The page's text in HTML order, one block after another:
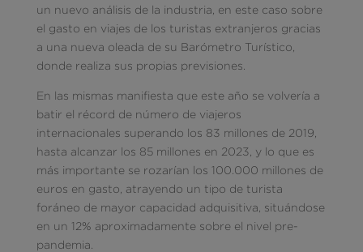
un nuevo análisis de la industria, en este caso sobre
el gasto en viajes de los turistas extranjeros gracias
a una nueva oleada de su Barómetro Turístico,
donde realiza sus propias previsiones.
En las mismas manifiesta que este año se volvería a
batir el récord de número de viajeros
internacionales superando los 83 millones de 2019,
hasta alcanzar los 85 millones en 2023, y lo que es
más importante se rozarían los 100.000 millones de
euros en gasto, atrayendo un tipo de turista
foráneo de mayor capacidad adquisitiva, situándose
en un 12% aproximadamente sobre el nivel pre-
pandemia.